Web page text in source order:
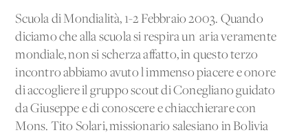
Scuola di Mondialità, 1-2 Febbraio 2003. Quando
diciamo che alla scuola si respira un' aria veramente
mondiale, non si scherza affatto, in questo terzo
incontro abbiamo avuto l'immenso piacere e onore
di accogliere il gruppo scout di Conegliano guidato
da Giuseppe e di conoscere e chiacchierare con
Mons. Tito Solari, missionario salesiano in Bolivia